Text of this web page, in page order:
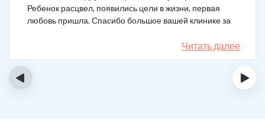
Ребенок расцвел, появились цели в жизни, первая
любовь пришла. Спасибо большое вашей клинике за
Читать далее
‹ ›